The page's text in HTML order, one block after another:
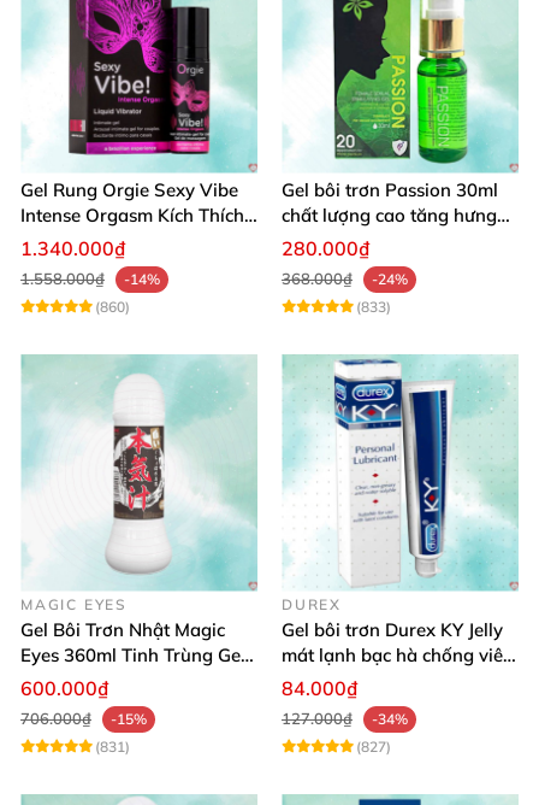
Gel Rung Orgie Sexy Vibe
Intense Orgasm Kích Thích
Tăng Cường
1.340.000₫
1.558.000₫
-14%
(860)
Gel bôi trơn Passion 30ml
chất lượng cao tăng hưng
phấn nữ
280.000₫
368.000₫
-24%
(833)
MAGIC EYES
Gel Bôi Trơn Nhật Magic
Eyes 360ml Tinh Trùng Gel
An Toàn Dịu Nhẹ
600.000₫
706.000₫
-15%
(831)
DUREX
Gel bôi trơn Durex KY Jelly
mát lạnh bạc hà chống viêm
khô da
84.000₫
127.000₫
-34%
(827)